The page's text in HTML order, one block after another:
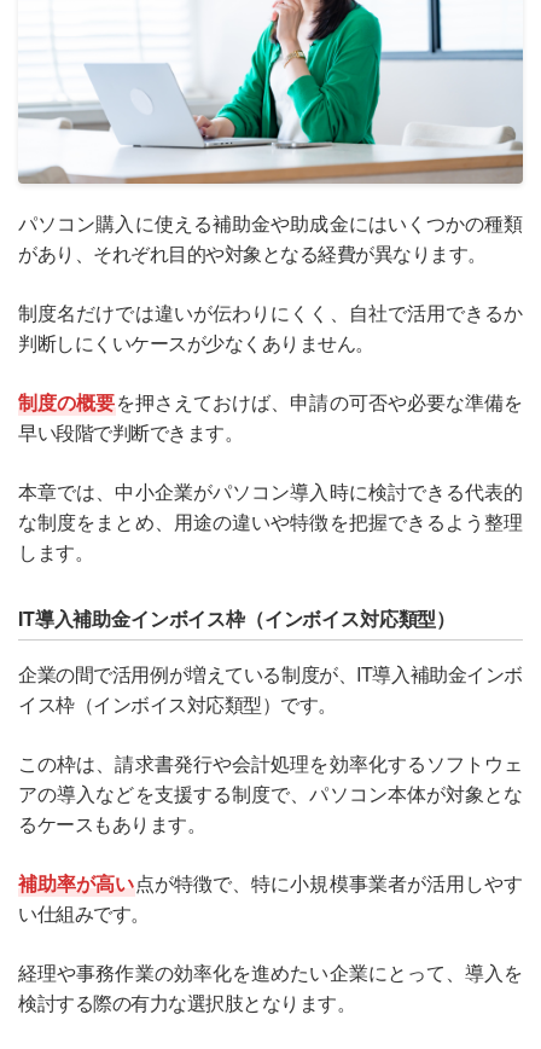
パソコン購入に使える補助金や助成金にはいくつかの種類
があり、それぞれ目的や対象となる経費が異なります。
制度名だけでは違いが伝わりにくく、自社で活用できるか
判断しにくいケースが少なくありません。
制度の概要を押さえておけば、申請の可否や必要な準備を
早い段階で判断できます。
本章では、中小企業がパソコン導入時に検討できる代表的
な制度をまとめ、用途の違いや特徴を把握できるよう整理
します。
IT導入補助金インボイス枠（インボイス対応類型）
企業の間で活用例が増えている制度が、IT導入補助金インボ
イス枠（インボイス対応類型）です。
この枠は、請求書発行や会計処理を効率化するソフトウェ
アの導入などを支援する制度で、パソコン本体が対象とな
るケースもあります。
補助率が高い点が特徴で、特に小規模事業者が活用しやす
い仕組みです。
経理や事務作業の効率化を進めたい企業にとって、導入を
検討する際の有力な選択肢となります。